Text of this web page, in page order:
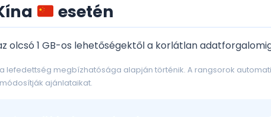
esetén
1 GB-os lehetőségektől a korlátlan
megbízhatósága alapján történik. A rangsorok
módosítják ajánlataikat.